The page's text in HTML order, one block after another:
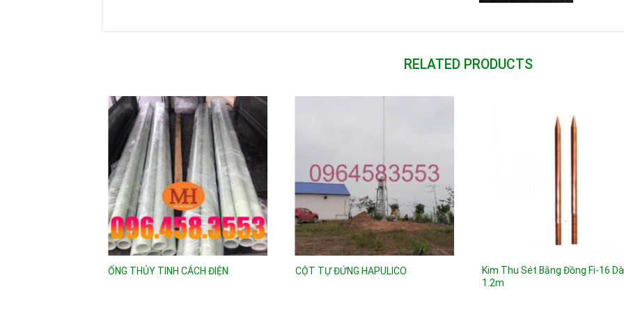
RELATED PRODUCTS
ỐNG THỦY TINH CÁCH ĐIỆN CỘT TỰ ĐỨNG HAPULICO
Kim Thu Sét Bằng Đồng Fi-16
1.2m